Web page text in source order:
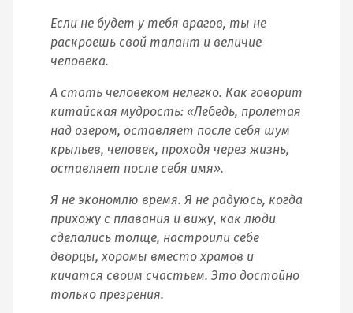
Если не будет у тебя врагов, ты не
раскроешь свой талант и величие
человека.
А стать человеком нелегко. Как говорит
китайская мудрость: «Лебедь, пролетая
над озером, оставляет после себя шум
крыльев, человек, проходя через жизнь,
оставляет после себя имя».
Я не экономлю время. Я не радуюсь, когда
прихожу с плавания и вижу, как люди
сделались толще, настроили себе
дворцы, хоромы вместо храмов и
кичатся своим счастьем. Это достойно
только презрения.